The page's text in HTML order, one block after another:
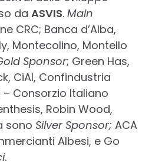
da ASVIS. Main
CRC; Banca d’Alba,
Montecolino, Montello
Sponsor; Green Has,
CiAl, Confindustria
– Consorzio Italiano
Robin Wood,
sono Silver Sponsor; ACA
Albesi, e Go
.